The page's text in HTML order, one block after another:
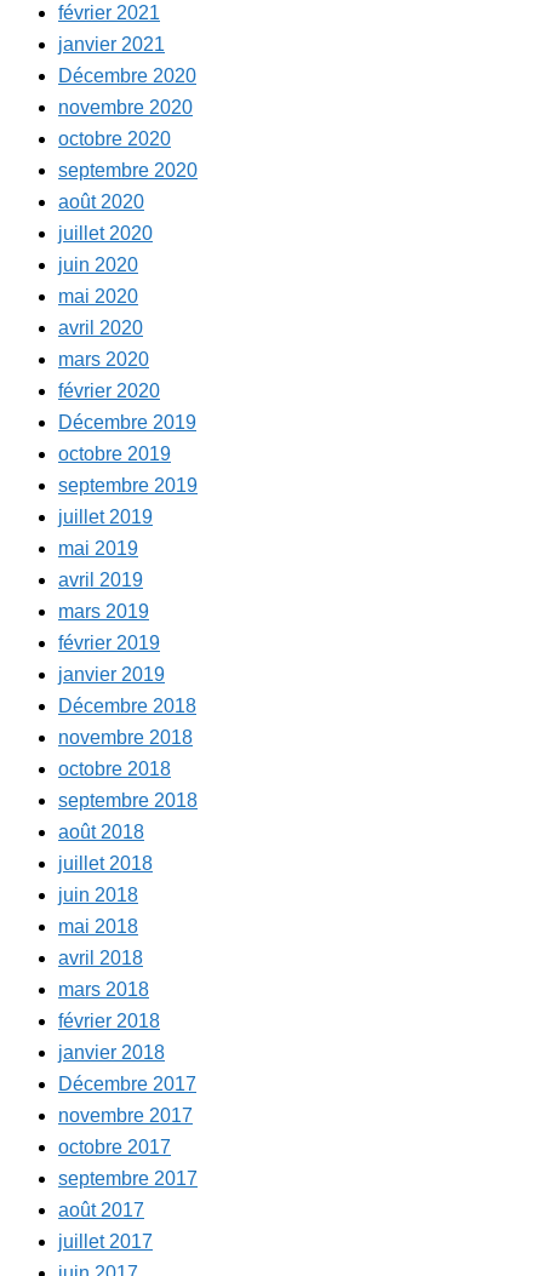
février 2021
janvier 2021
Décembre 2020
novembre 2020
octobre 2020
septembre 2020
août 2020
juillet 2020
juin 2020
mai 2020
avril 2020
mars 2020
février 2020
Décembre 2019
octobre 2019
septembre 2019
juillet 2019
mai 2019
avril 2019
mars 2019
février 2019
janvier 2019
Décembre 2018
novembre 2018
octobre 2018
septembre 2018
août 2018
juillet 2018
juin 2018
mai 2018
avril 2018
mars 2018
février 2018
janvier 2018
Décembre 2017
novembre 2017
octobre 2017
septembre 2017
août 2017
juillet 2017